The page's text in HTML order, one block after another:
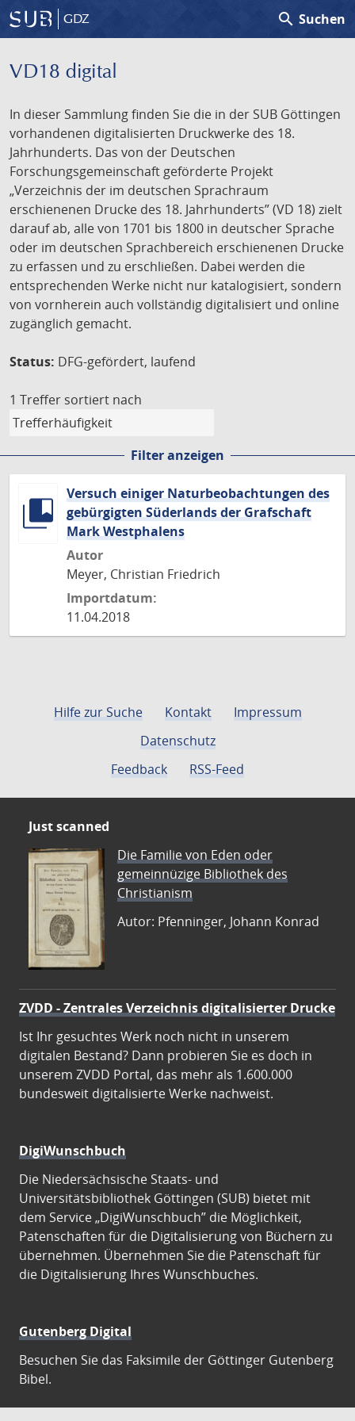
GDZ search Suchen
VD18 digital
In dieser Sammlung finden Sie die in der SUB Göttingen
vorhandenen digitalisierten Druckwerke des 18.
Jahrhunderts. Das von der Deutschen
Forschungsgemeinschaft geförderte Projekt
„Verzeichnis der im deutschen Sprachraum
erschienenen Drucke des 18. Jahrhunderts” (VD 18) zielt
darauf ab, alle von 1701 bis 1800 in deutscher Sprache
oder im deutschen Sprachbereich erschienenen Drucke
zu erfassen und zu erschließen. Dabei werden die
entsprechenden Werke nicht nur katalogisiert, sondern
von vornherein auch vollständig digitalisiert und online
zugänglich gemacht.
Status: DFG-gefördert, laufend
1 Treffer sortiert nach
Filter anzeigen
Versuch einiger Naturbeobachtungen des
gebürgigten Süderlands der Grafschaft
Mark Westphalens
Autor
Meyer, Christian Friedrich
Importdatum:
11.04.2018
Hilfe zur Suche Kontakt
Impressum
Datenschutz
Feedback
RSS-Feed
Just scanned
Die Familie von Eden oder
gemeinnüzige Bibliothek des
Christianism
Autor: Pfenninger, Johann Konrad
ZVDD - Zentrales Verzeichnis digitalisierter Drucke
Ist Ihr gesuchtes Werk noch nicht in unserem
digitalen Bestand? Dann probieren Sie es doch in
unserem ZVDD Portal, das mehr als 1.600.000
bundesweit digitalisierte Werke nachweist.
DigiWunschbuch
Die Niedersächsische Staats- und
Universitätsbibliothek Göttingen (SUB) bietet mit
dem Service „DigiWunschbuch” die Möglichkeit,
Patenschaften für die Digitalisierung von Büchern zu
übernehmen. Übernehmen Sie die Patenschaft für
die Digitalisierung Ihres Wunschbuches.
Gutenberg Digital
Besuchen Sie das Faksimile der Göttinger Gutenberg
Bibel.